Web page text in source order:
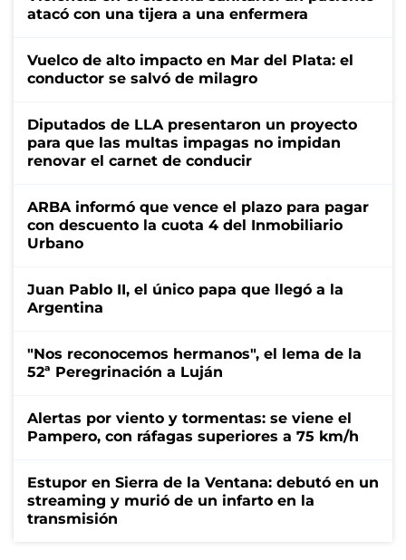
atacó con una tijera a una enfermera
Vuelco de alto impacto en Mar del Plata: el
conductor se salvó de milagro
Diputados de LLA presentaron un proyecto
para que las multas impagas no impidan
renovar el carnet de conducir
ARBA informó que vence el plazo para pagar
con descuento la cuota 4 del Inmobiliario
Urbano
Juan Pablo II, el único papa que llegó a la
Argentina
"Nos reconocemos hermanos", el lema de la
52ª Peregrinación a Luján
Alertas por viento y tormentas: se viene el
Pampero, con ráfagas superiores a 75 km/h
Estupor en Sierra de la Ventana: debutó en un
streaming y murió de un infarto en la
transmisión